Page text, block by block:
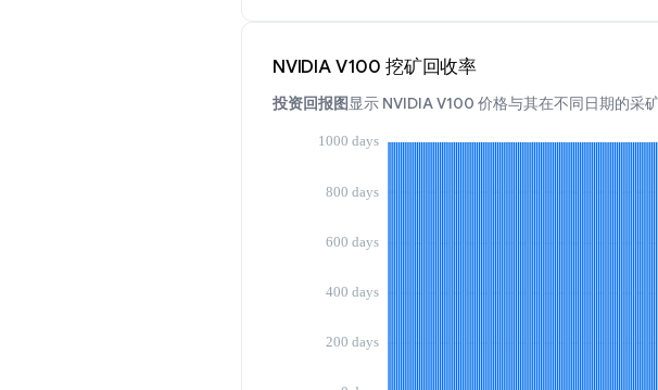
NVIDIA V100 挖矿回收率
投资回报图显示 NVIDIA V100 价格与其在不同日期的采